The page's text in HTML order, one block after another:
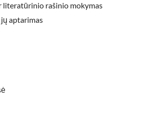
literatūrinio rašinio mokymas
aptarimas